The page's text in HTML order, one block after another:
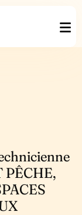
PÊCHE,